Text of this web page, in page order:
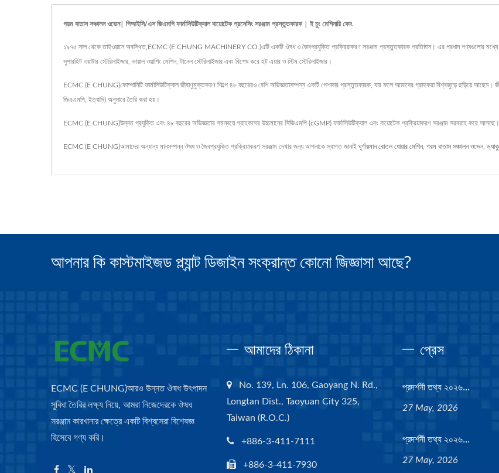
গরম বাতাস সঞ্চালন ওভেন| পিআইসি/এস জিএমপি ফার্মাসিউটিক্যাল বায়োটেক প্রসেসিং সরঞ্জাম প্রস্তুতকারক | ই চুং মেশিনারি কোং
১৯৭৫ সাল থেকে তাইওয়ানে অবস্থিত,ECMC (E CHUNG MACHINERY CO.)এটি একটি ঔষধ ও জৈবপ্রযুক্তি প্রক্রিয়াকরণ সরঞ্জাম প্রস্তুতকারক প্রতিষ্ঠান। এর প্রধান পণ্যগুলোর মধ্যে
সুপারহিট ওয়াটার স্টেরিলাইজার, ভায়াল ওয়াশিং মেশিন, টানেল স্টেরিলাইজার এবং বিশেষ করে হট এয়ার ও স্টিম স্টেরিলাইজার।
ECMC (E CHUNG)কোম্পানিটি ফার্মাসিউটিক্যাল জীবাণুমুক্তকরণ শিল্পে ৪৮ বছরেরও বেশি অভিজ্ঞতাসম্পন্ন একটি পেশাদার প্রস্তুতকারক, যার ফলে আমাদের গ্রাহকরা বিশ্বজুড়ে ছড়িয়ে আছেন।
জিএএমপি, ইত্যাদি) অনুসারে তৈরি করা হয়।
ECMC (E CHUNG)উন্নত প্রযুক্তি এবং ৪৮ বছরের অভিজ্ঞতার সমন্বয়ে গ্রাহকদের উচ্চমানের সিজিএমপি (cGMP) ফার্মাসিউটিক্যাল এবং বায়োটেক প্রক্রিয়াকরণ সরঞ্জাম সরবরাহ করে
ECMC (E CHUNG)আমাদের অন্যান্য মানসম্পন্ন ঔষধ ও জৈবপ্রযুক্তি প্রক্রিয়াকরণ সরঞ্জাম দেখার জন্য আপনাকে স্বাগত জানাই ঘূর্ণায়মান বোতল ধোয়ার মেশিন, গরম বাতাস সঞ্চালন ওভেন,
আপনার কি কাস্টমাইজড প্ল্যান্ট ডিজাইন সংক্রান্ত কোনো জিজ্ঞাসা আছে?
ECMC (E CHUNG)আরও উন্নত ঔষধ উৎপাদন
সুবিধা তৈরির লক্ষ্য নিয়ে, আমরা নিজেদেরকে ঔষধ
সরঞ্জাম কারখানার ক্ষেত্রে একটি বিশ্বসেরা বিশেষজ্ঞ
হিসেবে গণ্য করি।
আমাদের ঠিকানা
No. 139, Ln. 106, Gaoyang N. Rd.,
Longtan Dist., Taoyuan City 325,
Taiwan (R.O.C.)
+886-3-411-7111
+886-3-411-7930
প্রেস
প্রদর্শনী তথ্য ২০২৬...
27 May, 2026
প্রদর্শনী তথ্য ২০২৬...
27 May, 2026